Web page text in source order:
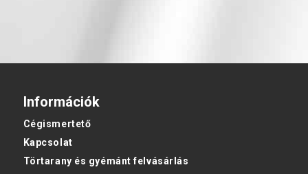
Információk
Cégismertető
Kapcsolat
Törtarany és gyémánt felvásárlás